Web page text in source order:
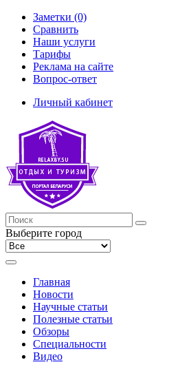
Заметки (0)
Сравнить
Наши услуги
Тарифы
Реклама на сайте
Вопрос-ответ
Личный кабинет
Выберите город
Главная
Новости
Научные статьи
Полезные статьи
Обзоры
Специальности
Видео